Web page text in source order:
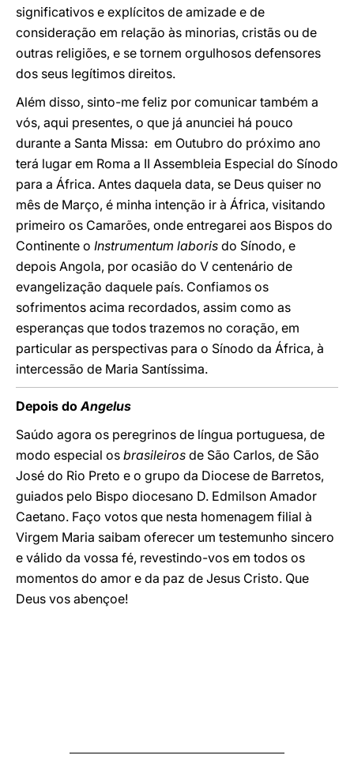
significativos e explícitos de amizade e de
consideração em relação às minorias, cristãs ou de
outras religiões, e se tornem orgulhosos defensores
dos seus legítimos direitos.
Além disso, sinto-me feliz por comunicar também a
vós, aqui presentes, o que já anunciei há pouco
durante a Santa Missa: em Outubro do próximo ano
terá lugar em Roma a II Assembleia Especial do Sínodo
para a África. Antes daquela data, se Deus quiser no
mês de Março, é minha intenção ir à África, visitando
primeiro os Camarões, onde entregarei aos Bispos do
Continente o Instrumentum laboris do Sínodo, e
depois Angola, por ocasião do V centenário de
evangelização daquele país. Confiamos os
sofrimentos acima recordados, assim como as
esperanças que todos trazemos no coração, em
particular as perspectivas para o Sínodo da África, à
intercessão de Maria Santíssima.
Depois doAngelus
Saúdo agora os peregrinos de língua portuguesa, de
modo especial os brasileiros de São Carlos, de São
José do Rio Preto e o grupo da Diocese de Barretos,
guiados pelo Bispo diocesano D. Edmilson Amador
Caetano. Faço votos que nesta homenagem filial à
Virgem Maria saibam oferecer um testemunho sincero
e válido da vossa fé, revestindo-vos em todos os
momentos do amor e da paz de Jesus Cristo. Que
Deus vos abençoe!